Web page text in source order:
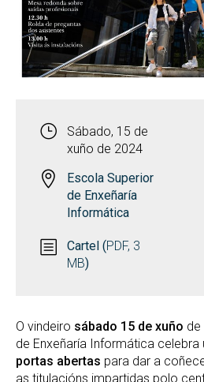
Sábado, 15 de
xuño de 2024
Escola Superior
de Enxeñaría
Informática
Cartel (PDF, 3
MB)
O vindeiro sábado 15 de xuño de
de Enxeñaría Informática celebra
portas abertas para dar a
as titulacións impartidas polo